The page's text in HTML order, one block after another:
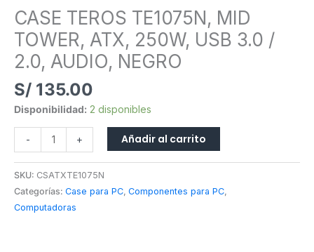
CASE TEROS TE1075N, MID
TOWER, ATX, 250W, USB 3.0 /
2.0, AUDIO, NEGRO
S/ 135.00
Disponibilidad: 2 disponibles
-
3.0
2.0,
AUDIO,
NEGRO
cantidad
+ Añadir al carrito
SKU: CSATXTE1075N
Categorías: Case para PC, Componentes para PC,
Computadoras